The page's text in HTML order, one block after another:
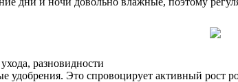
разновидности
удобрения. Это спровоцирует активный рост